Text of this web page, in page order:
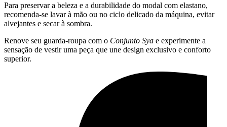
Para preservar a beleza e a durabilidade do modal com elastano,
recomenda-se lavar à mão ou no ciclo delicado da máquina, evitar
alvejantes e secar à sombra.
Renove seu guarda-roupa com o Conjunto Sya e experimente a
sensação de vestir uma peça que une design exclusivo e conforto
superior.